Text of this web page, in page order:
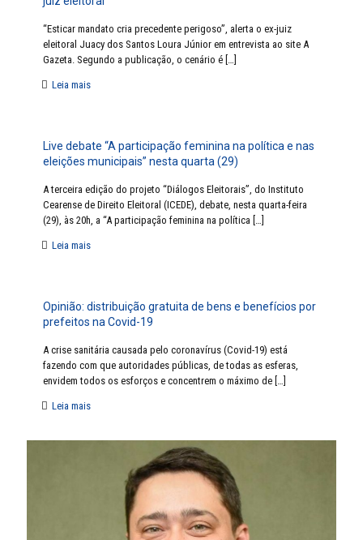
“Esticar mandato cria precedente perigoso”, alerta o ex-juiz
eleitoral Juacy dos Santos Loura Júnior em entrevista ao site A
Gazeta. Segundo a publicação, o cenário é […]
Leia mais
Live debate “A participação feminina na política e nas
eleições municipais” nesta quarta (29)
A terceira edição do projeto “Diálogos Eleitorais”, do Instituto
Cearense de Direito Eleitoral (ICEDE), debate, nesta quarta-feira
(29), às 20h, a “A participação feminina na política […]
Leia mais
Opinião: distribuição gratuita de bens e benefícios por
prefeitos na Covid-19
A crise sanitária causada pelo coronavírus (Covid-19) está
fazendo com que autoridades públicas, de todas as esferas,
envidem todos os esforços e concentrem o máximo de […]
Leia mais